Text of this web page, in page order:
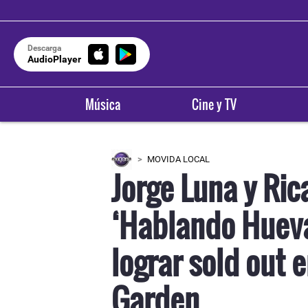
Descarga
AudioPlayer
Música Cine y TV
MOVIDA LOCAL
Jorge Luna y
‘Hablando
lograr sold out